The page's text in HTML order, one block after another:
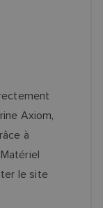
Axiom,
à
le site